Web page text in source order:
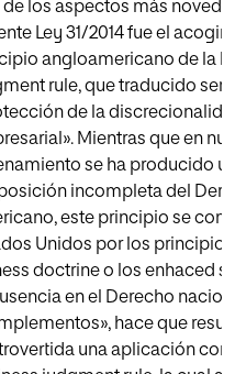
de los aspectos más
Ley 31/2014 fue el
angloamericano de la
rule, que traducido
de la
Mientras que en
se ha producido
incompleta del
este principio se
Unidos por los
doctrine o los enhaced
en el Derecho
hace que
una aplicación